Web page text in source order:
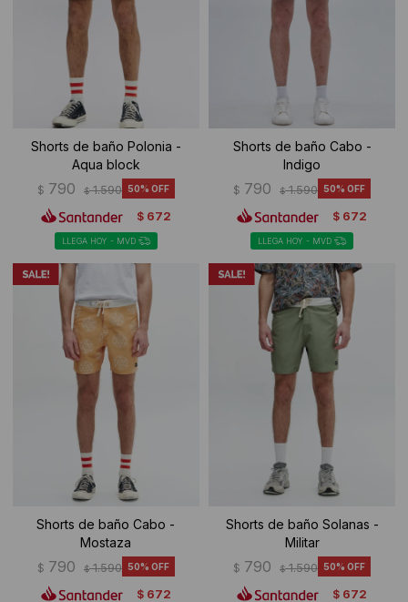
Shorts de baño Polonia -
Aqua block
$ 790 $ 1.590 50
$ 672
LLEGA HOY - MVD
Shorts de baño Cabo -
Indigo
$ 790 $ 1.590 50
$ 672
LLEGA HOY - MVD
Shorts de baño Cabo -
Mostaza
$ 790 $ 1.590 50
$ 672
Shorts de baño Solanas -
Militar
$ 790 $ 1.590 50
$ 672
Ropa Interior
Canguros
Camperas
Buzos
Shorts de baño
Sherpas
Camisas y blusas
Vestidos
Sherpas